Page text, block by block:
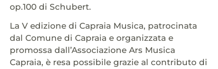
op.100 di Schubert.
La V edizione di Capraia Musica, patrocinata
dal Comune di Capraia e organizzata e
promossa dall’Associazione Ars Musica
Capraia, è resa possibile grazie al contributo di